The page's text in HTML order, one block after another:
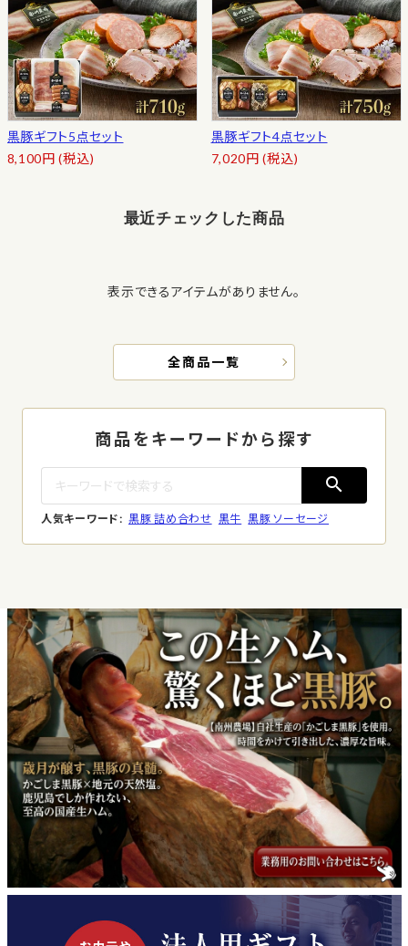
黒豚ギフト5点セット
8,100円(税込)
黒豚ギフト4点セット
7,020円(税込)
最近チェックした商品
表示できるアイテムがありません。
全商品一覧
商品をキーワードから探す
search
人気キーワード: 黒豚 詰め合わせ 黒牛 黒豚 ソーセージ